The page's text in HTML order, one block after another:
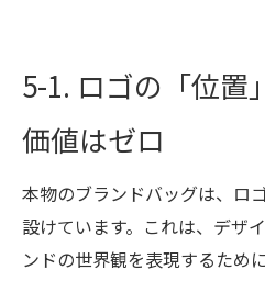
5-1. ロゴの「位置
価値はゼロ
本物のブランドバッグは、ロ
設けています。これは、デザ
ンドの世界観を表現するため